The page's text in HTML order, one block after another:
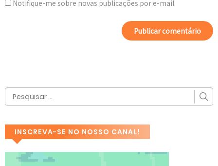
Notifique-me sobre novas publicações por e-mail.
INSCREVA-SE NO NOSSO CANAL!